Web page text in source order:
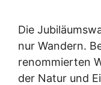
Die
nur Wandern.
renommierten
der Natur und